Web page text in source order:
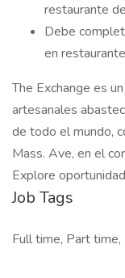
restaurante
Debe
en
The Exchange es
artesanales
de todo el mundo,
Mass. Ave, en el
Explore
Job Tags
Full time, Part time,